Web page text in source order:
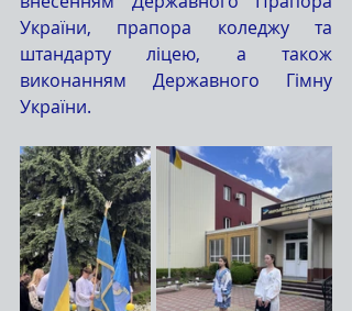
України, прапора коледжу та
штандарту ліцею, а також
виконанням Державного Гімну
України.